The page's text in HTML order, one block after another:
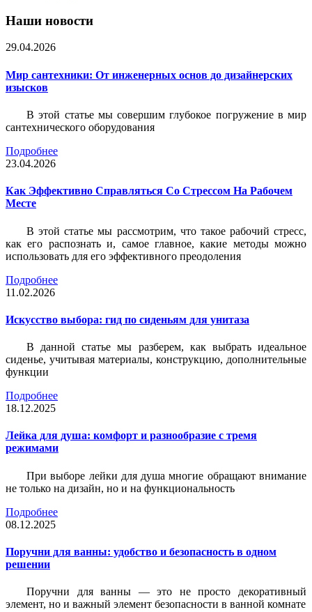
Наши новости
29.04.2026
Мир сантехники: От инженерных основ до дизайнерских
изысков
В этой статье мы совершим глубокое погружение в мир
сантехнического оборудования
Подробнее
23.04.2026
Как Эффективно Справляться Со Стрессом На Рабочем
Месте
В этой статье мы рассмотрим, что такое рабочий стресс,
как его распознать и, самое главное, какие методы можно
использовать для его эффективного преодоления
Подробнее
11.02.2026
Искусство выбора: гид по сиденьям для унитаза
В данной статье мы разберем, как выбрать идеальное
сиденье, учитывая материалы, конструкцию, дополнительные
функции
Подробнее
18.12.2025
Лейка для душа: комфорт и разнообразие с тремя
режимами
При выборе лейки для душа многие обращают внимание
не только на дизайн, но и на функциональность
Подробнее
08.12.2025
Поручни для ванны: удобство и безопасность в одном
решении
Поручни для ванны — это не просто декоративный
элемент, но и важный элемент безопасности в ванной комнате